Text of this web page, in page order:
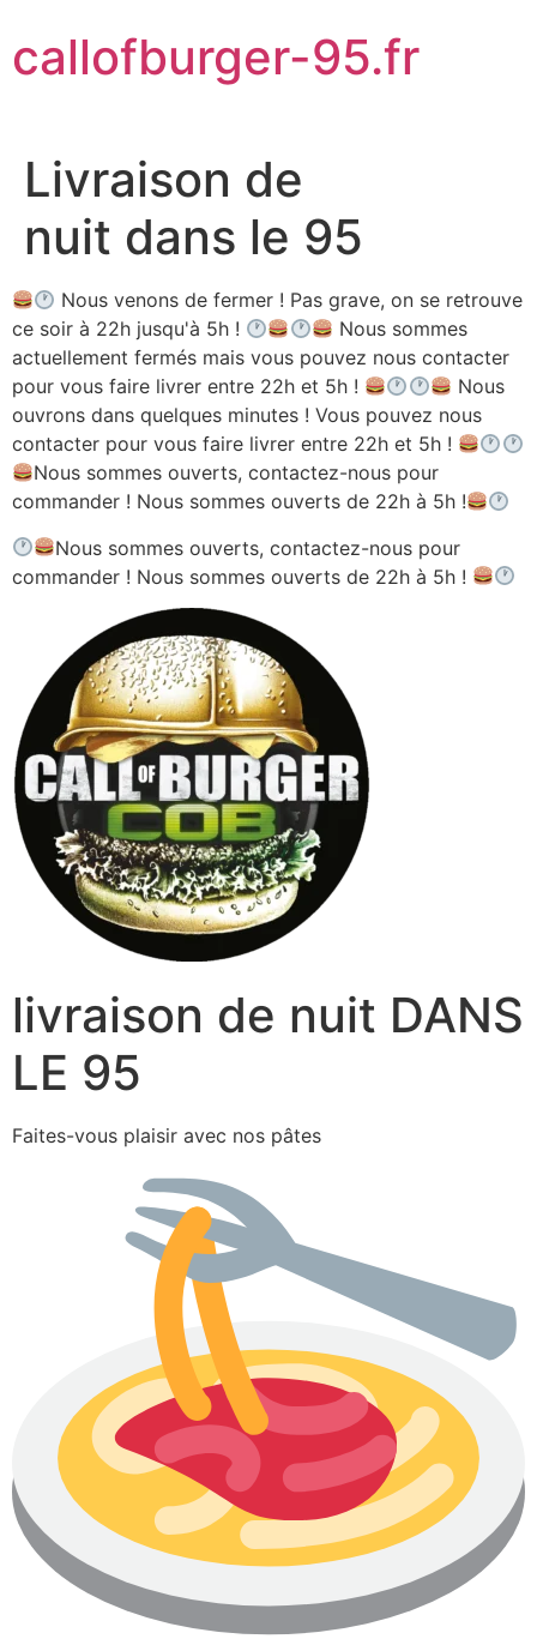
contenu
callofburger-95.fr
Livraison de
nuit dans le 95
Nous venons de fermer ! Pas grave, on se retrouve
ce soir à 22h jusqu'à 5h !
Nous sommes
actuellement fermés mais vous pouvez nous contacter
pour vous faire livrer entre 22h et 5h !
Nous
ouvrons dans quelques minutes ! Vous pouvez nous
contacter pour vous faire livrer entre 22h et 5h !
Nous sommes ouverts, contactez-nous pour
commander ! Nous sommes ouverts de 22h à 5h !
Nous sommes ouverts, contactez-nous pour
commander ! Nous sommes ouverts de 22h à 5h !
livraison de nuit DANS
LE 95
Faites-vous plaisir avec nos pâtes